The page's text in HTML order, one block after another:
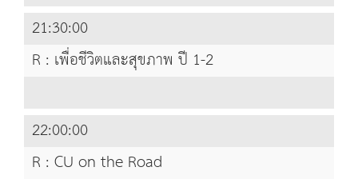
21:30:00
R : เพื่อชีวิตและสุขภาพ ปี 1-2
22:00:00
R : CU on the Road